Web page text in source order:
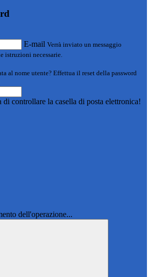
E-mail Verrà inviato un messaggio
istruzioni necessarie.
al nome utente? Effettua il reset della password
controllare la casella di posta elettronica!
dell'operazione...